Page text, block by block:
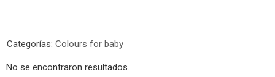
Categorías: Colours for baby
No se encontraron resultados.